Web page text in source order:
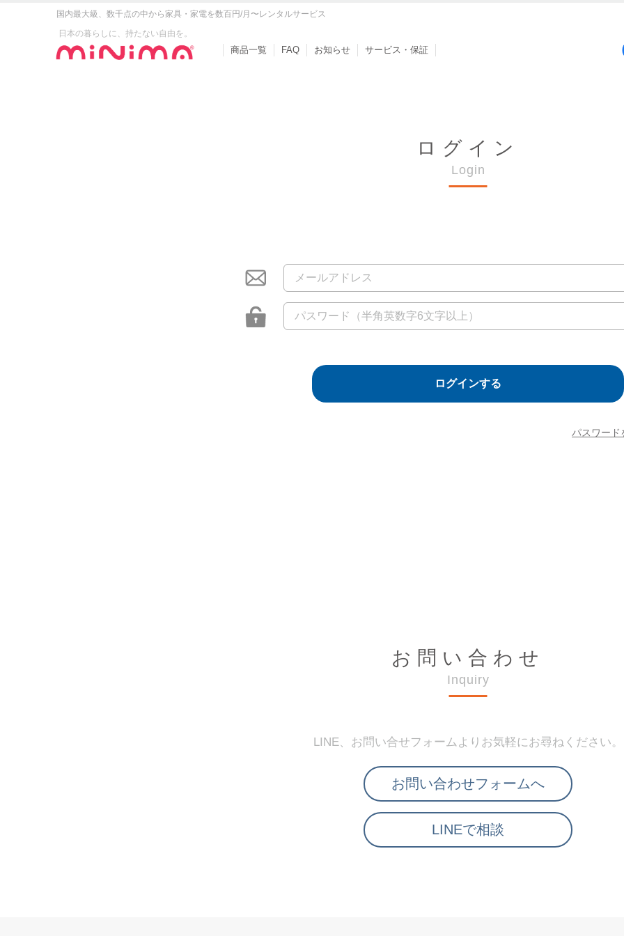
国内最大級、数千点の中から家具・家電を数百円/月〜レンタルサービス
日本の暮らしに、持たない自由を。
商品一覧 FAQ お知らせ サービス・保証
ログイン
Login
ログインする
パスワード
お問い合わせ
Inquiry
LINE、お問い合せフォームよりお気軽にお尋ねください。
お問い合わせフォームへ
LINEで相談